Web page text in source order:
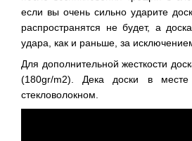
если вы очень сильно ударите
распространятся не будет, а
удара, как и раньше, за
Для дополнительной жесткости
(180gr/m2). Дека доски в месте
стекловолокном.